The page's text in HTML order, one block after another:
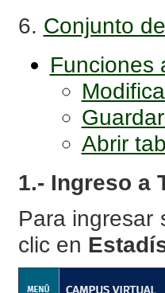
6. Conjunto
Funciones
Abrir
1.- Ingreso a
Para ingresar
clic en